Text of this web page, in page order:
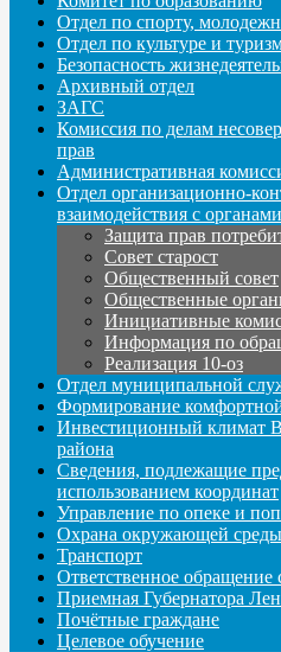
Отдел по спорту,
Отдел по культуре и
Безопасность
Архивный отдел
ЗАГС
Комиссия по делам
прав
Административная
Отдел организационно-
взаимодействия с
Защита прав
Совет старост
Общественный совет
Общественные
Инициативные
Информация по
Реализация 10-оз
Отдел муниципальной
Формирование
Инвестиционный климат
района
Сведения, подлежащие
использованием координат
Управление по опеке и
Охрана окружающей среды
Транспорт
Ответственное
Приемная Губернатора
Почётные граждане
Целевое обучение